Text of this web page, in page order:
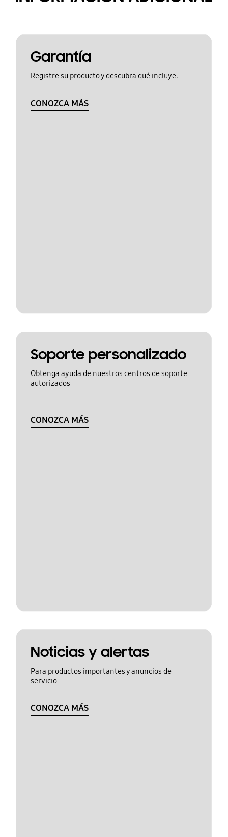
Garantía
Registre su producto y descubra qué incluye.
CONOZCA MÁS
Soporte personalizado
Obtenga ayuda de nuestros centros de soporte
autorizados
CONOZCA MÁS
Noticias y alertas
Para productos importantes y anuncios de
servicio
CONOZCA MÁS